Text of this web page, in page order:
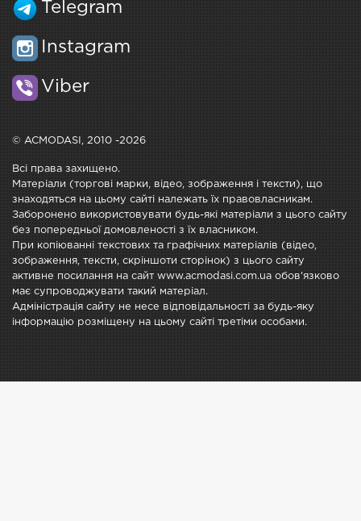
Telegram
Instagram
Viber
© ACMODASI, 2010 -2026
Всі права захищено.
Матеріали (торгові марки, відео, зображення і тексти), що
знаходяться на цьому сайті належать їх правовласникам.
Заборонено використовувати будь-які матеріали з цього сайту
без попередньої домовленості з їх власником.
При копіюванні текстових та графічних матеріалів (відео,
зображення, тексти, скріншоти сторінок) з цього сайту
активне посилання на сайт www.acmodasi.com.ua обов'язково
має супроводжувати такий матеріал.
Адміністрація сайту не несе відповідальності за будь-яку
інформацію розміщену на цьому сайті третіми особами.